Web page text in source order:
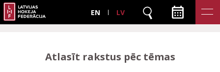
EN LV
Atlasīt rakstus pēc tēmas